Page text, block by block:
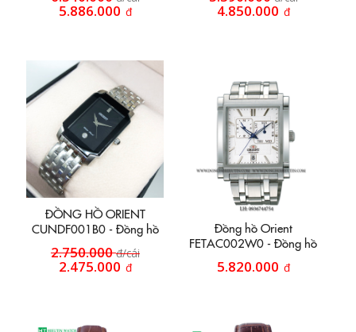
5.886.000 đ 4.850.000 đ
ĐỒNG HỒ ORIENT
CUNDF001B0 - Đồng hồ
2.750.000đ/cái
2.475.000 đ
Đồng hồ Orient
FETAC002W0 - Đồng hồ
5.820.000 đ